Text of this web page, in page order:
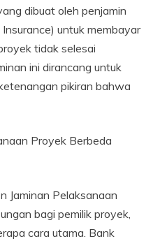
dibuat oleh penjamin
untuk membayar
tidak selesai
ini dirancang untuk
pikiran bahwa
Proyek Berbeda
Jaminan Pelaksanaan
bagi pemilik proyek,
cara utama. Bank